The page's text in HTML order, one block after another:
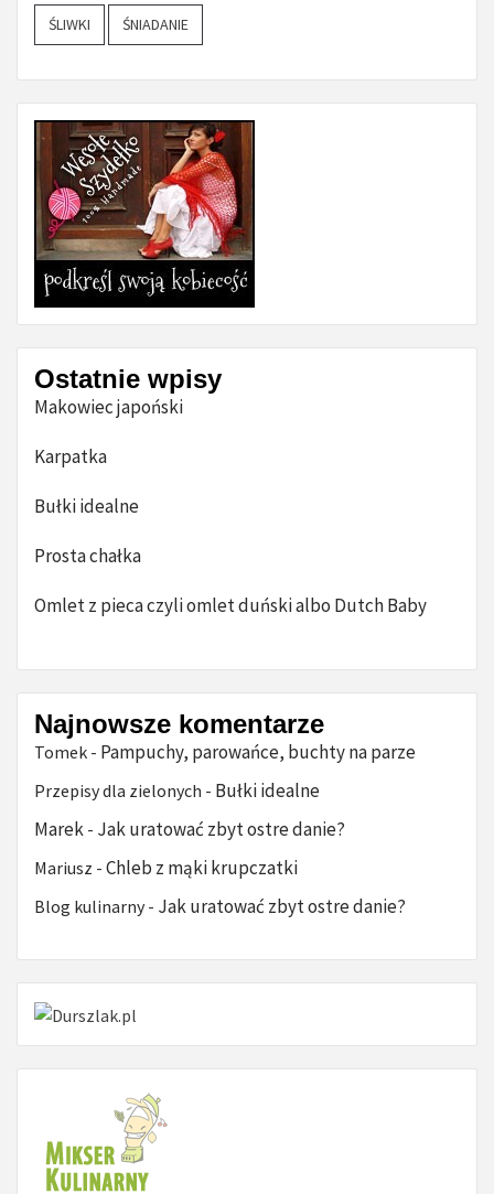
ŚLIWKI ŚNIADANIE
Ostatnie wpisy
Makowiec japoński
Karpatka
Bułki idealne
Prosta chałka
Omlet z pieca czyli omlet duński albo Dutch Baby
Najnowsze komentarze
Tomek - Pampuchy, parowańce, buchty na parze
Przepisy dla zielonych - Bułki idealne
Marek - Jak uratować zbyt ostre danie?
Mariusz - Chleb z mąki krupczatki
Blog kulinarny- Jak uratować zbyt ostre danie?